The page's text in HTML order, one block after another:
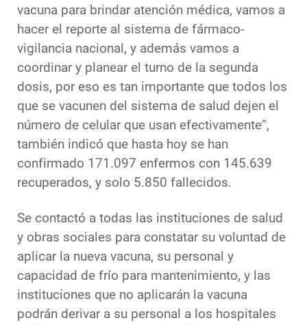
vacuna para brindar atención médica, vamos a
hacer el reporte al sistema de fármaco-
vigilancia nacional, y además vamos a
coordinar y planear el turno de la segunda
dosis, por eso es tan importante que todos los
que se vacunen del sistema de salud dejen el
número de celular que usan efectivamente”,
también indicó que hasta hoy se han
confirmado 171.097 enfermos con 145.639
recuperados, y solo 5.850 fallecidos.
Se contactó a todas las instituciones de salud
y obras sociales para constatar su voluntad de
aplicar la nueva vacuna, su personal y
capacidad de frío para mantenimiento, y las
instituciones que no aplicarán la vacuna
podrán derivar a su personal a los hospitales